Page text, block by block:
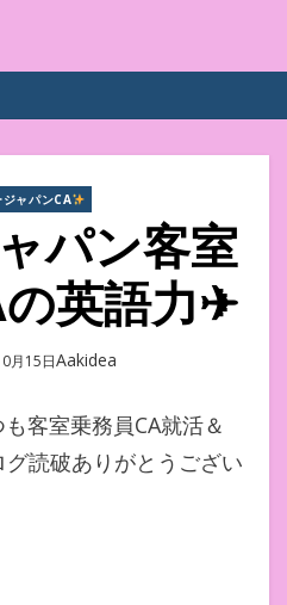
ｽｸｰﾙ
ジャパンCA
パン客室
英語力✈︎
月15日Author
Aakidea
客室乗務員CA就活＆
読破ありがとうござい